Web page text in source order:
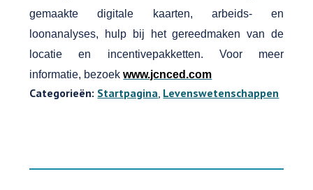
gemaakte digitale kaarten, arbeids- en
loonanalyses, hulp bij het gereedmaken van de
locatie en incentivepakketten. Voor meer
informatie, bezoekwww.jcnced.com
Categorieën: Startpagina Levenswetenschappen